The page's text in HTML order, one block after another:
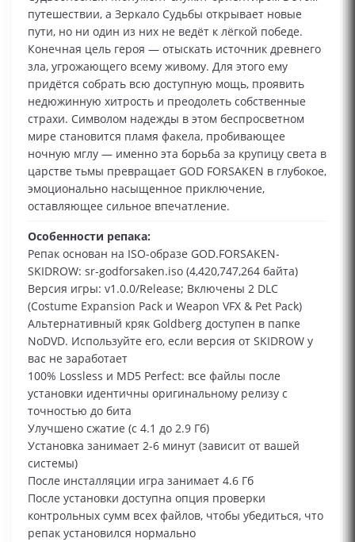
путешествии, а Зеркало Судьбы открывает новые
пути, но ни один из них не ведёт к лёгкой победе.
Конечная цель героя — отыскать источник древнего
зла, угрожающего всему живому. Для этого ему
придётся собрать всю доступную мощь, проявить
недюжинную хитрость и преодолеть собственные
страхи. Символом надежды в этом беспросветном
мире становится пламя факела, пробивающее
ночную мглу — именно эта борьба за крупицу света в
царстве тьмы превращает GOD FORSAKEN в глубокое,
эмоционально насыщенное приключение,
оставляющее сильное впечатление.
Особенности репака:
Репак основан на ISO-образе GOD.FORSAKEN-
SKIDROW: sr-godforsaken.iso (4,420,747,264 байта)
Версия игры: v1.0.0/Release; Включены 2 DLC
(Costume Expansion Pack и Weapon VFX & Pet Pack)
Альтернативный кряк Goldberg доступен в папке
NoDVD. Используйте его, если версия от SKIDROW у
вас не заработает
100% Lossless и MD5 Perfect: все файлы после
установки идентичны оригинальному релизу с
точностью до бита
Улучшено сжатие (с 4.1 до 2.9 Гб)
Установка занимает 2-6 минут (зависит от вашей
системы)
После инсталляции игра занимает 4.6 Гб
После установки доступна опция проверки
контрольных сумм всех файлов, чтобы убедиться, что
репак установился нормально